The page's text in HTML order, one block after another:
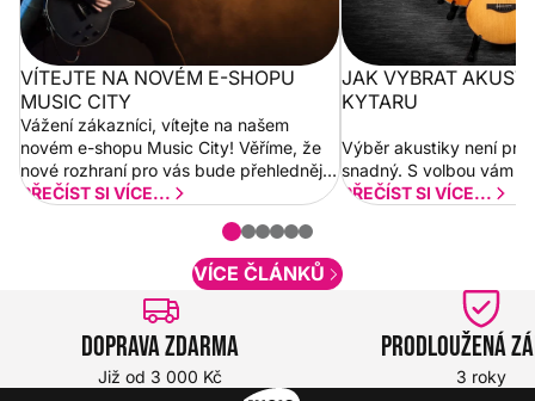
VÍTEJTE NA NOVÉM E-SHOPU
MUSIC CITY
Vážení zákazníci, vítejte na našem
novém e-shopu Music City! Věříme, že
nové rozhraní pro vás bude přehlednější
a rychlejší. Postupně budeme přidávat
PŘEČÍST SI VÍCE...
JAK VYBRAT
KYTARU
Výběr akustiky není pro
snadný. S volbou vám
PŘEČÍST SI VÍCE...
VÍCE ČLÁNKŮ
Doprava zdarma
Již od 3 000 Kč
Prodloužená
3 roky